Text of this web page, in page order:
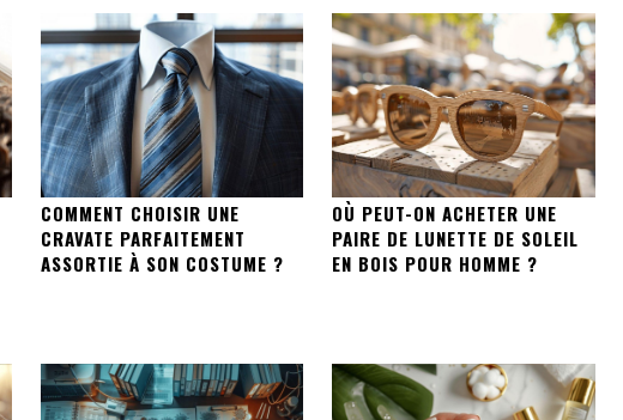
COMMENT CHOISIR UNE
CRAVATE PARFAITEMENT
ASSORTIE À SON COSTUME ?
OÙ PEUT-ON ACHETER UNE
PAIRE DE LUNETTE DE SOLEIL
EN BOIS POUR HOMME ?